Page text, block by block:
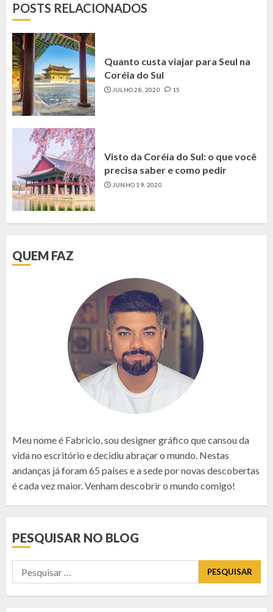
POSTS RELACIONADOS
Quanto custa viajar para Seul na
Coréia do Sul
JULHO 28, 2020 15
Visto da Coréia do Sul: o que você
precisa saber e como pedir
JUNHO 19, 2020
QUEM FAZ
Meu nome é Fabricio, sou designer gráfico que cansou da
vida no escritório e decidiu abraçar o mundo. Nestas
andanças já foram 65 países e a sede por novas descobertas
é cada vez maior. Venham descobrir o mundo comigo!
PESQUISAR NO BLOG
Pesquisar
por: